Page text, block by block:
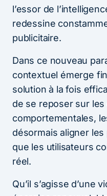
l’essor de
redessine
publicitaire.
Dans ce nouveau
contextuel émerge
solution à la fois
de se reposer sur
comportementales,
désormais aligner
que les utilisateurs
réel.
Qu’il s’agisse d’une